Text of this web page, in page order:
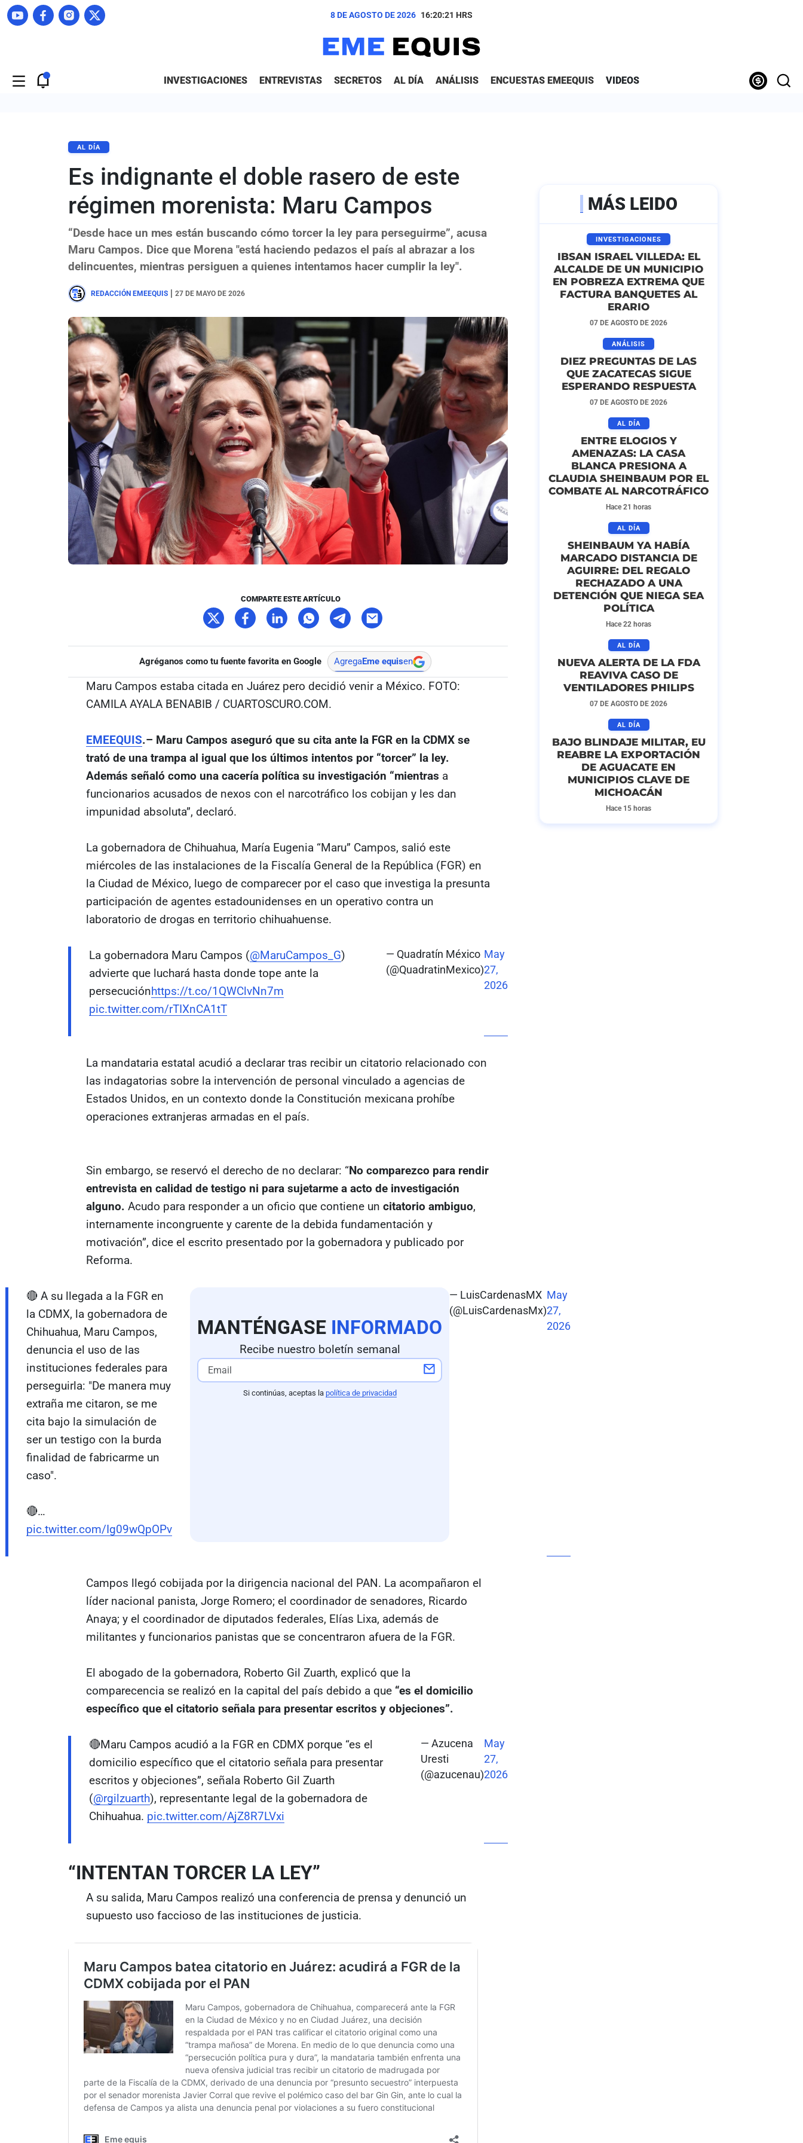
8 DE AGOSTO DE 2026 16:20:22 HRS
INVESTIGACIONES ENTREVISTAS SECRETOS AL DÍA ANÁLISIS ENCUESTAS EMEEQUIS VIDEOS
AL DÍA
Es indignante el doble rasero de este
régimen morenista: Maru Campos
“Desde hace un mes están buscando cómo torcer la ley para perseguirme”, acusa
Maru Campos. Dice que Morena "está haciendo pedazos el país al abrazar a los
delincuentes, mientras persiguen a quienes intentamos hacer cumplir la ley".
REDACCIÓN EMEEQUIS 27 DE MAYO DE 2026
COMPARTE ESTE ARTÍCULO
Agréganos como tu fuente favorita en Google AgregaEme equisen
Maru Campos estaba citada en Juárez pero decidió venir a México. FOTO:
CAMILA AYALA BENABIB / CUARTOSCURO.COM.
EMEEQUIS.– Maru Campos aseguró que su cita ante la FGR en la CDMX se
trató de una trampa al igual que los últimos intentos por “torcer” la ley.
Además señaló como una cacería política su investigación “mientras a
funcionarios acusados de nexos con el narcotráfico los cobijan y les dan
impunidad absoluta”, declaró.
La gobernadora de Chihuahua, María Eugenia “Maru” Campos, salió este
miércoles de las instalaciones de la Fiscalía General de la República (FGR) en
la Ciudad de México, luego de comparecer por el caso que investiga la presunta
participación de agentes estadounidenses en un operativo contra un
laboratorio de drogas en territorio chihuahuense.
La gobernadora Maru Campos (@MaruCampos_G)
advierte que luchará hasta donde tope ante la
persecuciónhttps://t.co/1QWClvNn7m
pic.twitter.com/rTIXnCA1tT
— Quadratín México
(@QuadratinMexico)
May
27,
2026
La mandataria estatal acudió a declarar tras recibir un citatorio relacionado con
las indagatorias sobre la intervención de personal vinculado a agencias de
Estados Unidos, en un contexto donde la Constitución mexicana prohíbe
operaciones extranjeras armadas en el país.
Sin embargo, se reservó el derecho de no declarar: “No comparezco para rendir
entrevista en calidad de testigo ni para sujetarme a acto de investigación
alguno. Acudo para responder a un oficio que contiene un citatorio ambiguo,
internamente incongruente y carente de la debida fundamentación y
motivación”, dice el escrito presentado por la gobernadora y publicado por
Reforma.
🔴 A su llegada a la FGR en
la CDMX, la gobernadora de
Chihuahua, Maru Campos,
denuncia el uso de las
instituciones federales para
perseguirla: "De manera muy
extraña me citaron, se me
cita bajo la simulación de
ser un testigo con la burda
finalidad de fabricarme un
caso".
🔴…
pic.twitter.com/Ig09wQpOPv
MANTÉNGASE INFORMADO
Recibe nuestro boletín semanal
Si continúas, aceptas la política de privacidad
— LuisCardenasMX
(@LuisCardenasMx)
May
27,
2026
Campos llegó cobijada por la dirigencia nacional del PAN. La acompañaron el
líder nacional panista, Jorge Romero; el coordinador de senadores, Ricardo
Anaya; y el coordinador de diputados federales, Elías Lixa, además de
militantes y funcionarios panistas que se concentraron afuera de la FGR.
El abogado de la gobernadora, Roberto Gil Zuarth, explicó que la
comparecencia se realizó en la capital del país debido a que “es el domicilio
específico que el citatorio señala para presentar escritos y objeciones”.
🔴Maru Campos acudió a la FGR en CDMX porque “es el
domicilio específico que el citatorio señala para presentar
escritos y objeciones”, señala Roberto Gil Zuarth
(@rgilzuarth), representante legal de la gobernadora de
Chihuahua. pic.twitter.com/AjZ8R7LVxi
— Azucena
Uresti
(@azucenau)
May
27,
2026
“INTENTAN TORCER LA LEY”
A su salida, Maru Campos realizó una conferencia de prensa y denunció un
supuesto uso faccioso de las instituciones de justicia.
MÁS LEIDO
INVESTIGACIONES
IBSAN ISRAEL VILLEDA: EL
ALCALDE DE UN MUNICIPIO
EN POBREZA EXTREMA QUE
FACTURA BANQUETES AL
ERARIO
07 DE AGOSTO DE 2026
ANÁLISIS
DIEZ PREGUNTAS DE LAS
QUE ZACATECAS SIGUE
ESPERANDO RESPUESTA
07 DE AGOSTO DE 2026
AL DÍA
ENTRE ELOGIOS Y
AMENAZAS: LA CASA
BLANCA PRESIONA A
CLAUDIA SHEINBAUM POR EL
COMBATE AL NARCOTRÁFICO
Hace 21 horas
AL DÍA
SHEINBAUM YA HABÍA
MARCADO DISTANCIA DE
AGUIRRE: DEL REGALO
RECHAZADO A UNA
DETENCIÓN QUE NIEGA SEA
POLÍTICA
Hace 22 horas
AL DÍA
NUEVA ALERTA DE LA FDA
REAVIVA CASO DE
VENTILADORES PHILIPS
07 DE AGOSTO DE 2026
AL DÍA
BAJO BLINDAJE MILITAR, EU
REABRE LA EXPORTACIÓN
DE AGUACATE EN
MUNICIPIOS CLAVE DE
MICHOACÁN
Hace 15 horas